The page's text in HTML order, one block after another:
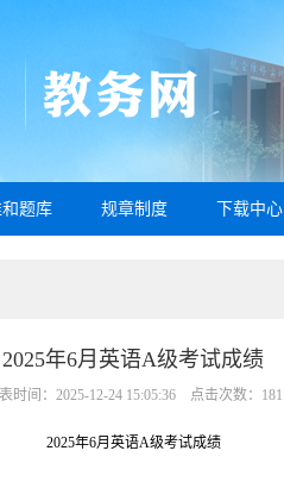
题库 规章制度 下载中心
2025年6月英语A级考试成绩
时间：2025-12-24 15:05:36 点击次数： 181
2025年6月英语A级考试成绩